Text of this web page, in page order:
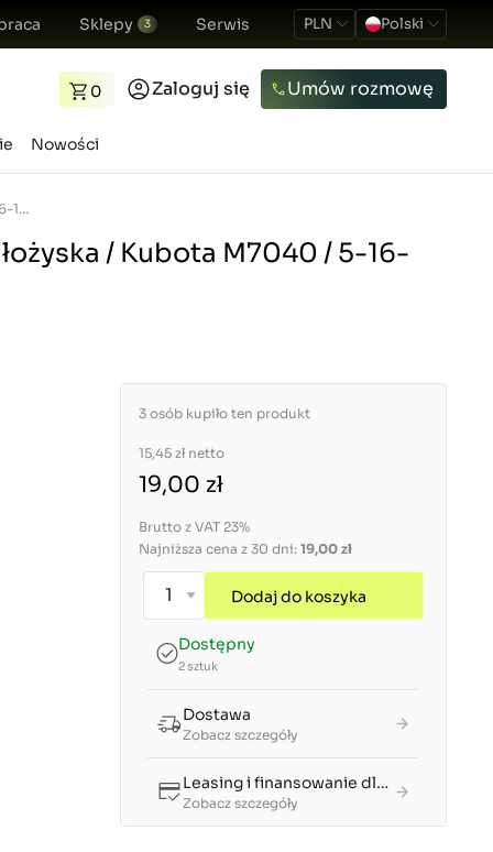
Sklepy 3 Serwis PLN Polski
0 Zaloguj się Umów rozmowę
Nowości
Płyta dystansowa łożyska / Kubota M7040 / 5-16-105-01
/ Kubota M7040 / 5-16-
3 osób kupiło ten produkt
15,45 zł netto
19,00 zł
Brutto z VAT 23%
Najniższa cena z 30 dni: 19,00 zł
Dodaj do koszyka
Dostępny
2 sztuk
Dostawa
Zobacz szczegóły
Leasing i finansowanie dla firm
Zobacz szczegóły